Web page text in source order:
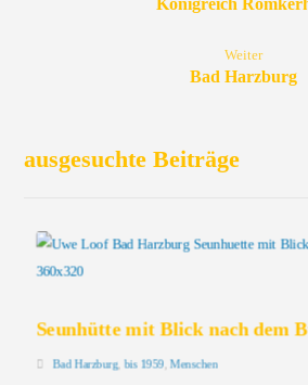
Königreich
Weiter
Bad Harzburg
ausgesuchte Beiträge
Seunhütte mit Blick nach dem
Bad Harzburg bis 1959 Menschen